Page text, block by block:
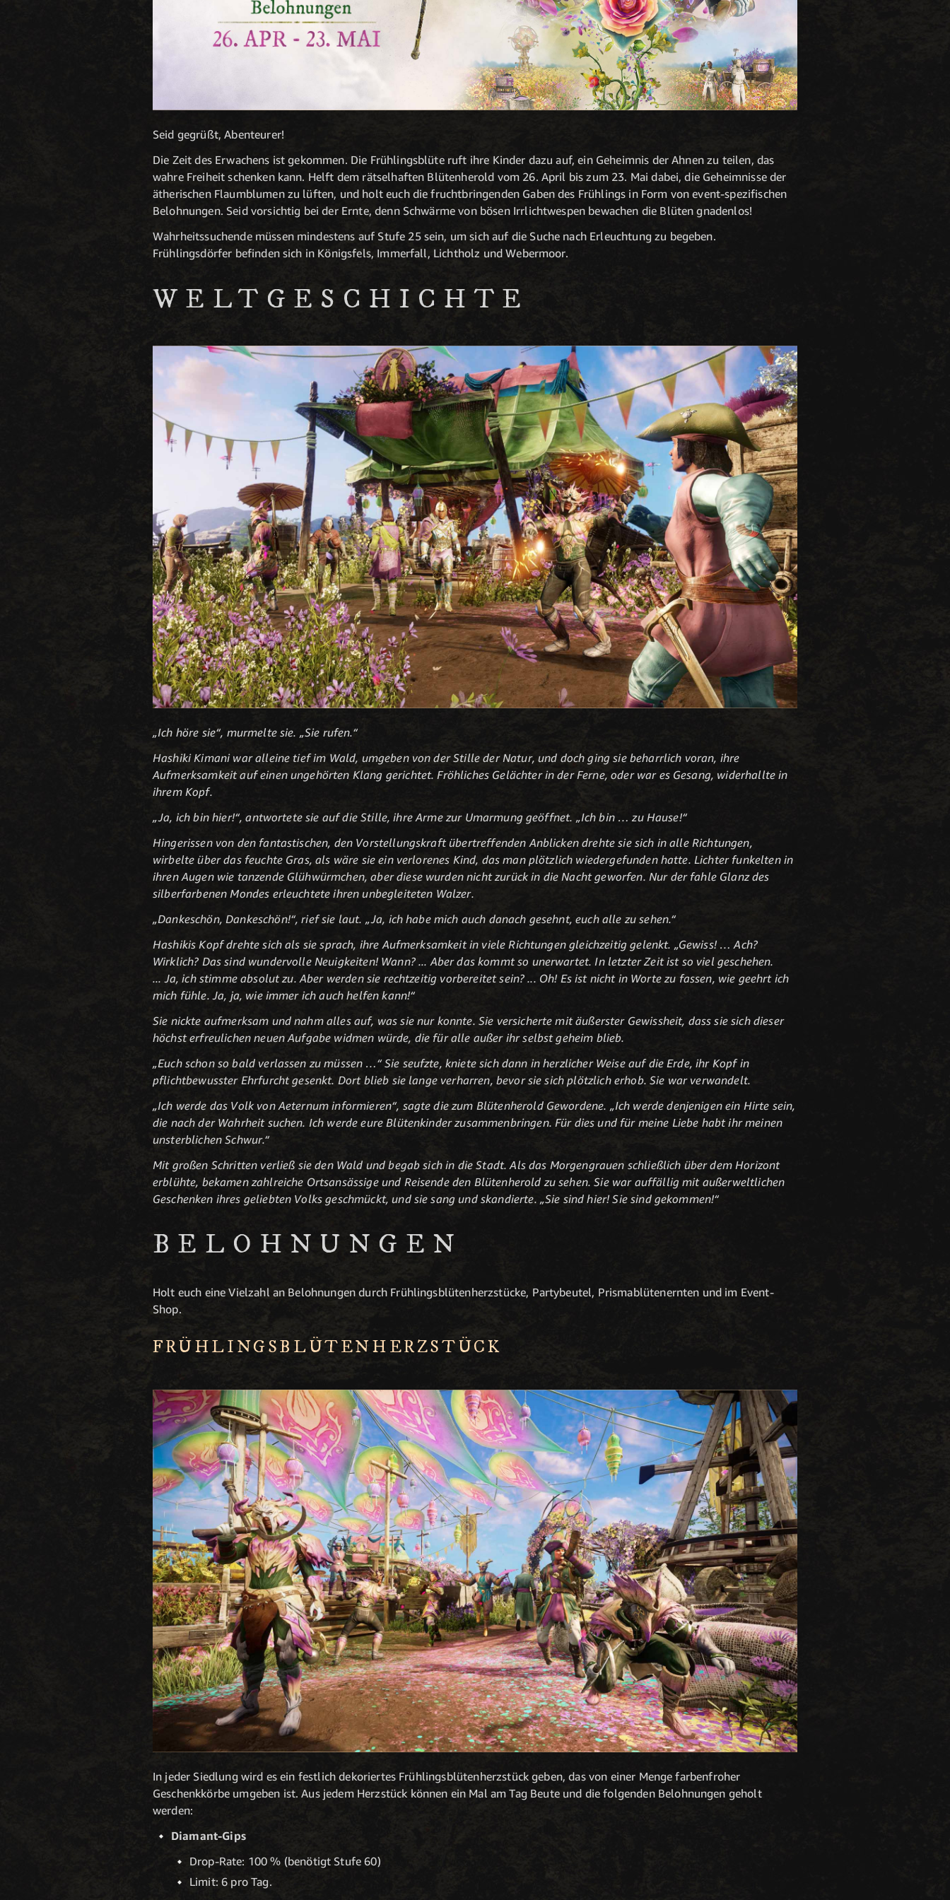
Seid gegrüßt, Abenteurer!
Die Zeit des Erwachens ist gekommen. Die Frühlingsblüte ruft ihre Kinder dazu auf, ein Geheimnis der Ahnen zu teilen, das
wahre Freiheit schenken kann. Helft dem rätselhaften Blütenherold vom 26. April bis zum 23. Mai dabei, die Geheimnisse der
ätherischen Flaumblumen zu lüften, und holt euch die fruchtbringenden Gaben des Frühlings in Form von event-spezifischen
Belohnungen. Seid vorsichtig bei der Ernte, denn Schwärme von bösen Irrlichtwespen bewachen die Blüten gnadenlos!
Wahrheitssuchende müssen mindestens auf Stufe 25 sein, um sich auf die Suche nach Erleuchtung zu begeben.
Frühlingsdörfer befinden sich in Königsfels, Immerfall, Lichtholz und Webermoor.
WELTGESCHICHTE
„Ich höre sie“, murmelte sie. „Sie rufen.“
Hashiki Kimani war alleine tief im Wald, umgeben von der Stille der Natur, und doch ging sie beharrlich voran, ihre
Aufmerksamkeit auf einen ungehörten Klang gerichtet. Fröhliches Gelächter in der Ferne, oder war es Gesang, widerhallte in
ihrem Kopf.
„Ja, ich bin hier!“, antwortete sie auf die Stille, ihre Arme zur Umarmung geöffnet. „Ich bin … zu Hause!“
Hingerissen von den fantastischen, den Vorstellungskraft übertreffenden Anblicken drehte sie sich in alle Richtungen,
wirbelte über das feuchte Gras, als wäre sie ein verlorenes Kind, das man plötzlich wiedergefunden hatte. Lichter funkelten in
ihren Augen wie tanzende Glühwürmchen, aber diese wurden nicht zurück in die Nacht geworfen. Nur der fahle Glanz des
silberfarbenen Mondes erleuchtete ihren unbegleiteten Walzer.
„Dankeschön, Dankeschön!“, rief sie laut. „Ja, ich habe mich auch danach gesehnt, euch alle zu sehen.“
Hashikis Kopf drehte sich als sie sprach, ihre Aufmerksamkeit in viele Richtungen gleichzeitig gelenkt. „Gewiss! … Ach?
Wirklich? Das sind wundervolle Neuigkeiten! Wann? ... Aber das kommt so unerwartet. In letzter Zeit ist so viel geschehen.
... Ja, ich stimme absolut zu. Aber werden sie rechtzeitig vorbereitet sein? ... Oh! Es ist nicht in Worte zu fassen, wie geehrt ich
mich fühle. Ja, ja, wie immer ich auch helfen kann!“
Sie nickte aufmerksam und nahm alles auf, was sie nur konnte. Sie versicherte mit äußerster Gewissheit, dass sie sich dieser
höchst erfreulichen neuen Aufgabe widmen würde, die für alle außer ihr selbst geheim blieb.
„Euch schon so bald verlassen zu müssen …“ Sie seufzte, kniete sich dann in herzlicher Weise auf die Erde, ihr Kopf in
pflichtbewusster Ehrfurcht gesenkt. Dort blieb sie lange verharren, bevor sie sich plötzlich erhob. Sie war verwandelt.
„Ich werde das Volk von Aeternum informieren“, sagte die zum Blütenherold Gewordene. „Ich werde denjenigen ein Hirte sein,
die nach der Wahrheit suchen. Ich werde eure Blütenkinder zusammenbringen. Für dies und für meine Liebe habt ihr meinen
unsterblichen Schwur.“
Mit großen Schritten verließ sie den Wald und begab sich in die Stadt. Als das Morgengrauen schließlich über dem Horizont
erblühte, bekamen zahlreiche Ortsansässige und Reisende den Blütenherold zu sehen. Sie war auffällig mit außerweltlichen
Geschenken ihres geliebten Volks geschmückt, und sie sang und skandierte. „Sie sind hier! Sie sind gekommen!“
BELOHNUNGEN
Holt euch eine Vielzahl an Belohnungen durch Frühlingsblütenherzstücke, Partybeutel, Prismablütenernten und im Event-
Shop.
FRÜHLINGSBLÜTENHERZSTÜCK
In jeder Siedlung wird es ein festlich dekoriertes Frühlingsblütenherzstück geben, das von einer Menge farbenfroher
Geschenkkörbe umgeben ist. Aus jedem Herzstück können ein Mal am Tag Beute und die folgenden Belohnungen geholt
werden:
Diamant-Gips
Drop-Rate: 100 % (benötigt Stufe 60)
Limit: 6 pro Tag.